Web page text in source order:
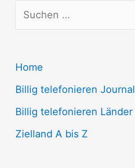
u
h
e
n
n
Home
Billig telefonieren Journal
Billig telefonieren Länder
Zielland A bis Z